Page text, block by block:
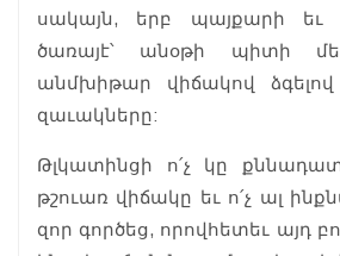
սակայն, երբ պայքարի եւ
ծառայէ՝ անօթի պիտի
անմխիթար վիճակով
զաւակները:
Թլկատինցի ո՛չ կը
թշուառ վիճակը եւ ո՛չ ալ
զոր գործեց, որովհետեւ այդ